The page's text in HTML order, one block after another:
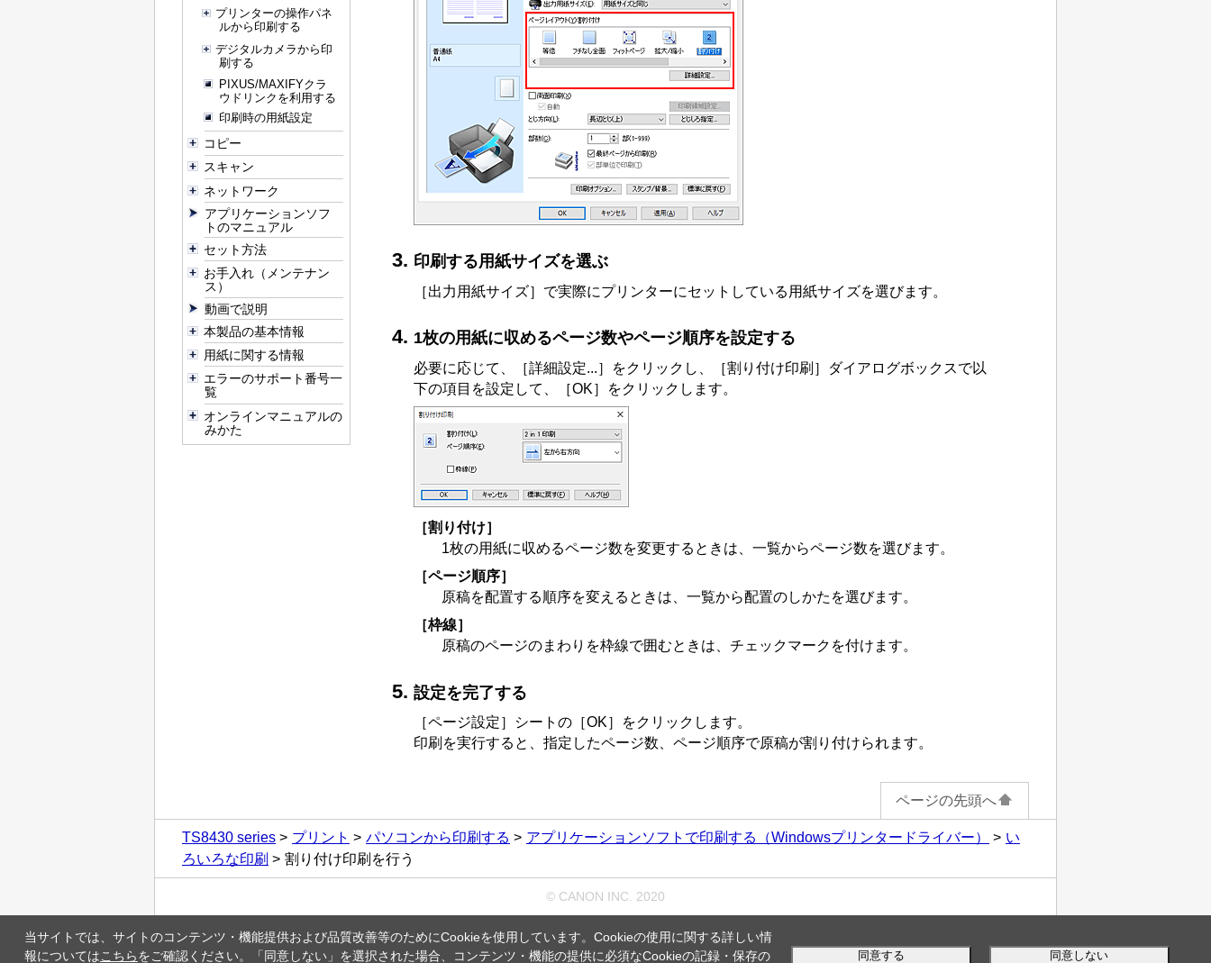
当サイトでは、サイトのコンテンツ・機能提供および品質改善等のためにCookieを使用しています。Cookieの使用に関する詳しい情
報についてはこちらをご確認ください。「同意しない」を選択された場合、コンテンツ・機能の提供に必須なCookieの記録・保存の 同意する 同意しない
プリンターの操作パネ
ルから印刷する
デジタルカメラから印
刷する
PIXUS/MAXIFYクラ
ウドリンクを利用する
印刷時の用紙設定
コピー
スキャン
ネットワーク
アプリケーションソフ
トのマニュアル
セット方法
お手入れ（メンテナン
ス）
動画で説明
本製品の基本情報
用紙に関する情報
エラーのサポート番号一
覧
オンラインマニュアルの
みかた
印刷する用紙サイズを選ぶ
［出力用紙サイズ］ で実際にプリンターにセットしている用紙サイズを選びます。
1枚の用紙に収めるページ数やページ順序を設定する
必要に応じて、 ［詳細設定...］ をクリックし、 ［割り付け印刷］
ダイアログボックスで以
下の項目を設定して、
［OK］ をクリックします。
［割り付け］
1枚の用紙に収めるページ数を変更するときは、一覧からページ数を選びます。
［ページ順序］
原稿を配置する順序を変えるときは、一覧から配置のしかたを選びます。
［枠線］
原稿のページのまわりを枠線で囲むときは、チェックマークを付けます。
設定を完了する
［ページ設定］ シートの ［OK］
をクリックします。
印刷を実行すると、指定したページ数、ページ順序で原稿が割り付けられます。
ページの先頭へ
TS8430 series プリント パソコンから印刷する アプリケーションソフトで印刷する（Windowsプリンタードライバー）
い
ろいろな印刷
割り付け印刷を行う
© CANON INC. 2020